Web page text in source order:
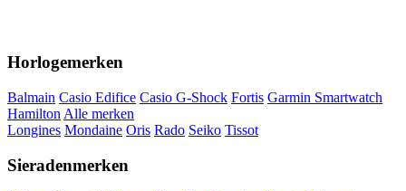
Horlogemerken
Balmain Casio Edifice Casio G-Shock Fortis Garmin Smartwatch
Hamilton Alle merken
Longines Mondaine Oris Rado Seiko Tissot
Sieradenmerken